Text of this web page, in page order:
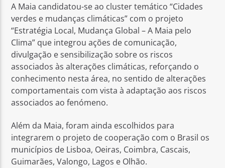
A Maia candidatou-se ao cluster temático “Cidades
verdes e mudanças climáticas” com o projeto
“Estratégia Local, Mudança Global – A Maia pelo
Clima” que integrou ações de comunicação,
divulgação e sensibilização sobre os riscos
associados às alterações climáticas, reforçando o
conhecimento nesta área, no sentido de alterações
comportamentais com vista à adaptação aos riscos
associados ao fenómeno.
Além da Maia, foram ainda escolhidos para
integrarem o projeto de cooperação com o Brasil os
municípios de Lisboa, Oeiras, Coimbra, Cascais,
Guimarães, Valongo, Lagos e Olhão.